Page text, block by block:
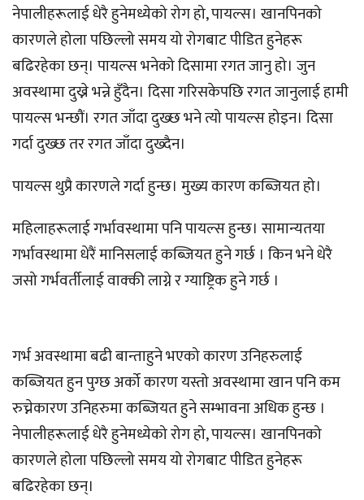
नेपालीहरूलाई धेरै हुनेमध्येको रोग हो, पायल्स। खानपिनको
कारणले होला पछिल्लो समय यो रोगबाट पीडित हुनेहरू
बढिरहेका छन्। पायल्स भनेको दिसामा रगत जानु हो। जुन
अवस्थामा दुख्ने भन्ने हुँदैन। दिसा गरिसकेपछि रगत जानुलाई हामी
पायल्स भन्छौं। रगत जाँदा दुख्छ भने त्यो पायल्स होइन। दिसा
गर्दा दुख्छ तर रगत जाँदा दुख्दैन।
पायल्स थुप्रै कारणले गर्दा हुन्छ। मुख्य कारण कब्जियत हो।
महिलाहरूलाई गर्भावस्थामा पनि पायल्स हुन्छ। सामान्यतया
गर्भावस्थामा धेरैं मानिसलाई कब्जियत हुने गर्छ । किन भने धेरै
जसो गर्भवर्तीलाई वाक्की लाग्ने र ग्याष्ट्रिक हुने गर्छ ।
गर्भ अवस्थामा बढी बान्ताहुने भएको कारण उनिहरुलाई
कब्जियत हुन पुग्छ अर्को कारण यस्तो अवस्थामा खान पनि कम
रुच्नेकारण उनिहरुमा कब्जियत हुने सम्भावना अधिक हुन्छ ।
नेपालीहरूलाई धेरै हुनेमध्येको रोग हो, पायल्स। खानपिनको
कारणले होला पछिल्लो समय यो रोगबाट पीडित हुनेहरू
बढिरहेका छन्।